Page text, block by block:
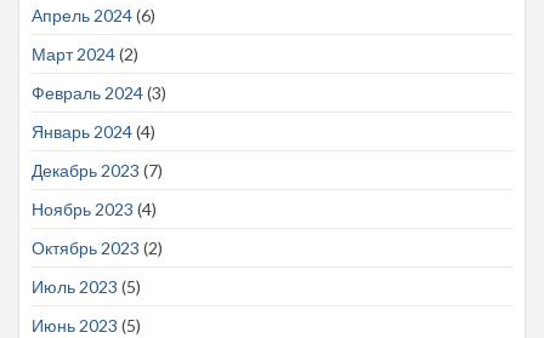
Апрель 2024(6)
Март 2024(2)
Февраль 2024(3)
Январь 2024(4)
Декабрь 2023 (7)
Ноябрь 2023 (4)
Октябрь 2023 (2)
Июль 2023 (5)
Июнь 2023 (5)